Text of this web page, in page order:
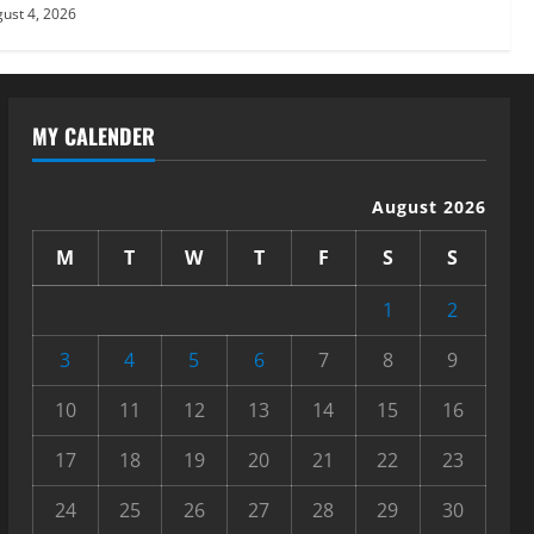
August 2, 2026
4, 2026
MY CALENDER
August 2026
M T W T F S
S
1
2
3
4 5 6 7 8
9
10
11 12 13 14 15
16
17
18 19 20 21 22
23
24
25 26 27 28 29 30